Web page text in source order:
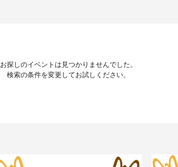
お探しのイベントは見つかりませんでした。
検索の条件を変更してお試しください。